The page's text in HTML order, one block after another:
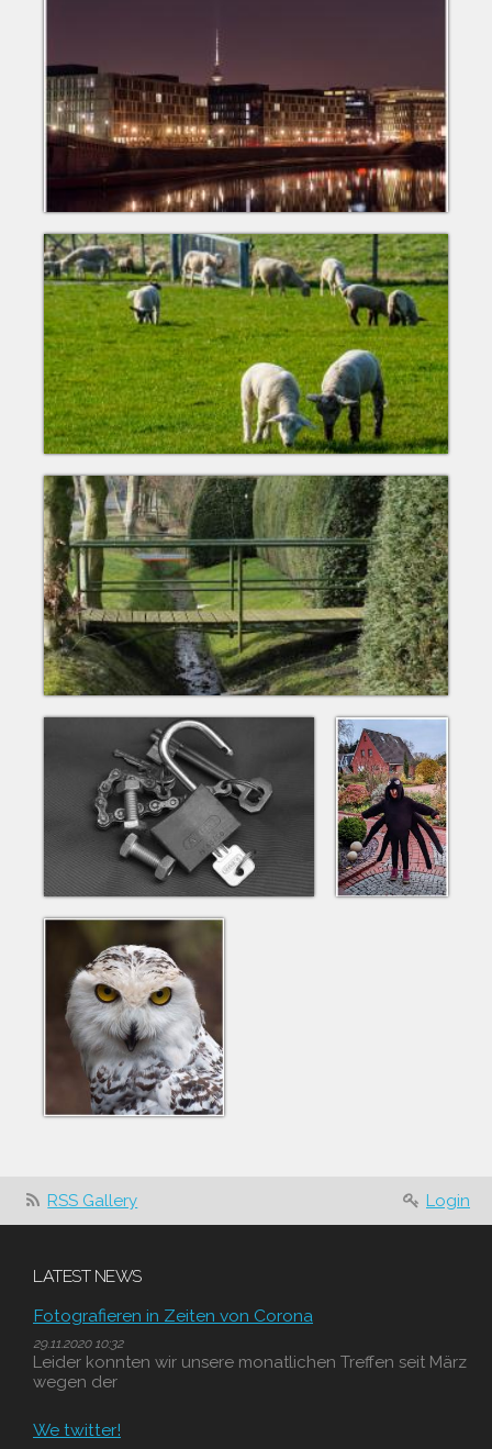
Login
RSS Gallery
LATEST NEWS
Fotografieren in Zeiten von Corona
29.11.2020 10:32
Leider konnten wir unsere monatlichen Treffen seit März
wegen der
We twitter!